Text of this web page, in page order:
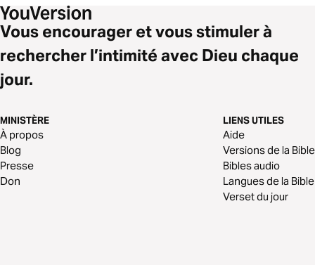
Vous encourager et vous stimuler à
rechercher l’intimité avec Dieu chaque
jour.
MINISTÈRE
À propos
Blog
Presse
Don
LIENS UTILES
Aide
Versions de la Bible
Bibles audio
Langues de la Bible
Verset du jour